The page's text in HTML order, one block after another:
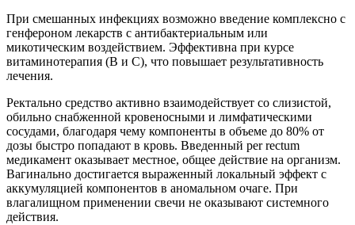
При смешанных инфекциях возможно введение комплексно с
генфероном лекарств с антибактериальным или
микотическим воздействием. Эффективна при курсе
витаминотерапия (В и С), что повышает результативность
лечения.
Ректально средство активно взаимодействует со слизистой,
обильно снабженной кровеносными и лимфатическими
сосудами, благодаря чему компоненты в объеме до 80% от
дозы быстро попадают в кровь. Введенный per rectum
медикамент оказывает местное, общее действие на организм.
Вагинально достигается выраженный локальный эффект с
аккумуляцией компонентов в аномальном очаге. При
влагалищном применении свечи не оказывают системного
действия.